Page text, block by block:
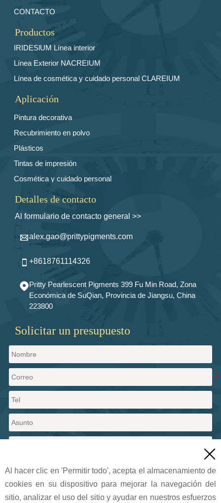
CONTACTO
Productos
IRIDESlUM Línea interior
Línea Exterior NACREIUM
Línea de cosmética y cuidado personal CLAREIUM
Aplicación
Pintura decorativa
Recubrimiento en polvo
Plásticos
Tintas de impresión
Cosmética y cuidado personal
Detalles de contacto
Al formulario de contacto general >>
alex.gao@prittypigments.com
+8618761114326
Pritty Pearlescent Pigments 399 Fu Min Road, Zona
Económica de SuQian, Provincia de Jiangsu, China
223800
Solicitar un presupuesto
Enviar un mensaje

Al hacer clic en 'Permitir todo', acepta el almacenamiento de
cookies en su dispositivo para mejorar la navegación del
sitio, analizar el uso del sitio y ayudar en nuestros esfuerzos